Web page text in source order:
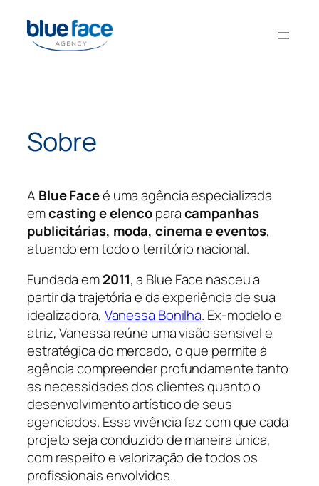
para
Sobre
A Blue Faceé uma agência especializada
emcasting e elencoparacampanhas
publicitárias, moda, cinema e eventos,
atuando em todo o território nacional.
Fundada em2011, a Blue Face nasceu a
partir da trajetória e da experiência de sua
idealizadora, Vanessa Bonilha. Ex-modelo e
atriz, Vanessa reúne uma visão sensível e
estratégica do mercado, o que permite à
agência compreender profundamente tanto
as necessidades dos clientes quanto o
desenvolvimento artístico de seus
agenciados. Essa vivência faz com que cada
projeto seja conduzido de maneira única,
com respeito e valorização de todos os
profissionais envolvidos.